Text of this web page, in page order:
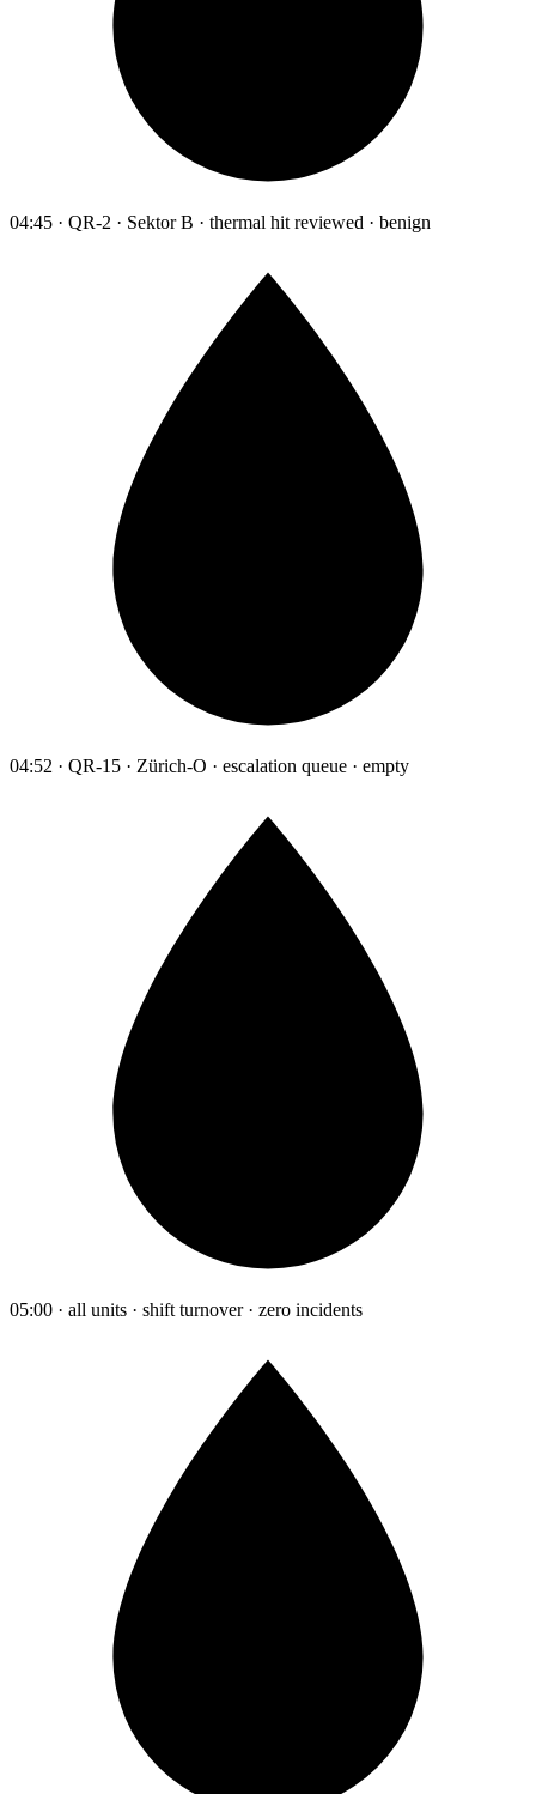
04:45 · QR-2 · Sektor B · thermal hit reviewed · benign
04:52 · QR-15 · Zürich-O · escalation queue · empty
05:00 · all units · shift turnover · zero incidents